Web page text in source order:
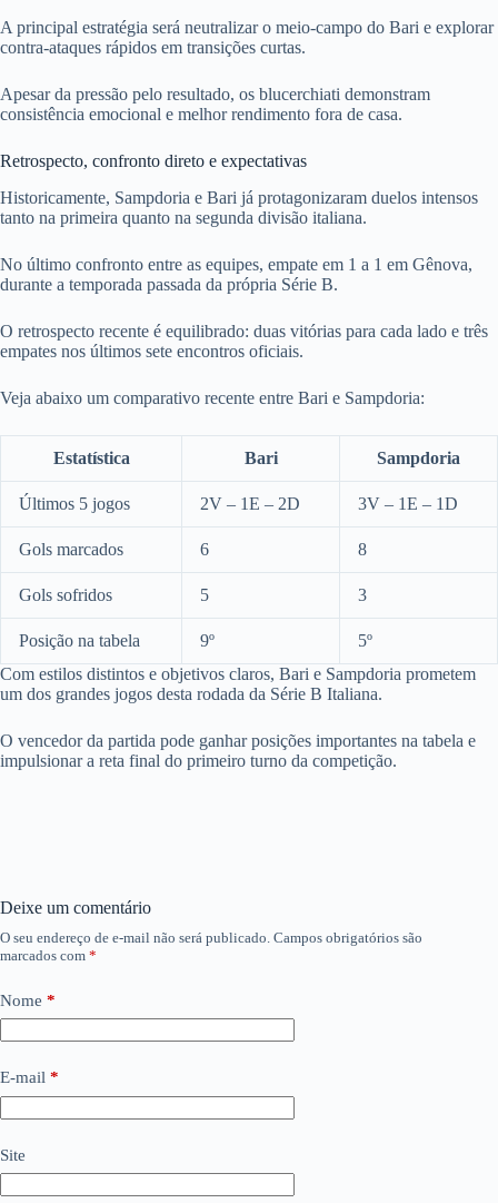
A principal estratégia será neutralizar o meio-campo do Bari e explorar
contra-ataques rápidos em transições curtas.
Apesar da pressão pelo resultado, os blucerchiati demonstram
consistência emocional e melhor rendimento fora de casa.
Retrospecto, confronto direto e expectativas
Historicamente, Sampdoria e Bari já protagonizaram duelos intensos
tanto na primeira quanto na segunda divisão italiana.
No último confronto entre as equipes, empate em 1 a 1 em Gênova,
durante a temporada passada da própria Série B.
O retrospecto recente é equilibrado: duas vitórias para cada lado e três
empates nos últimos sete encontros oficiais.
Veja abaixo um comparativo recente entre Bari e Sampdoria:
Estatística Bari Sampdoria
Últimos 5 jogos 2V – 1E – 2D 3V – 1E – 1D
Gols marcados 6 8
Gols sofridos 5 3
Posição na tabela 9º
5º
Com estilos distintos e objetivos claros, Bari e Sampdoria prometem
um dos grandes jogos desta rodada da Série B Italiana.
O vencedor da partida pode ganhar posições importantes na tabela e
impulsionar a reta final do primeiro turno da competição.
Deixe um comentário
O seu endereço de e-mail não será publicado. Campos obrigatórios são
marcados com *
Nome *
E-mail *
Site